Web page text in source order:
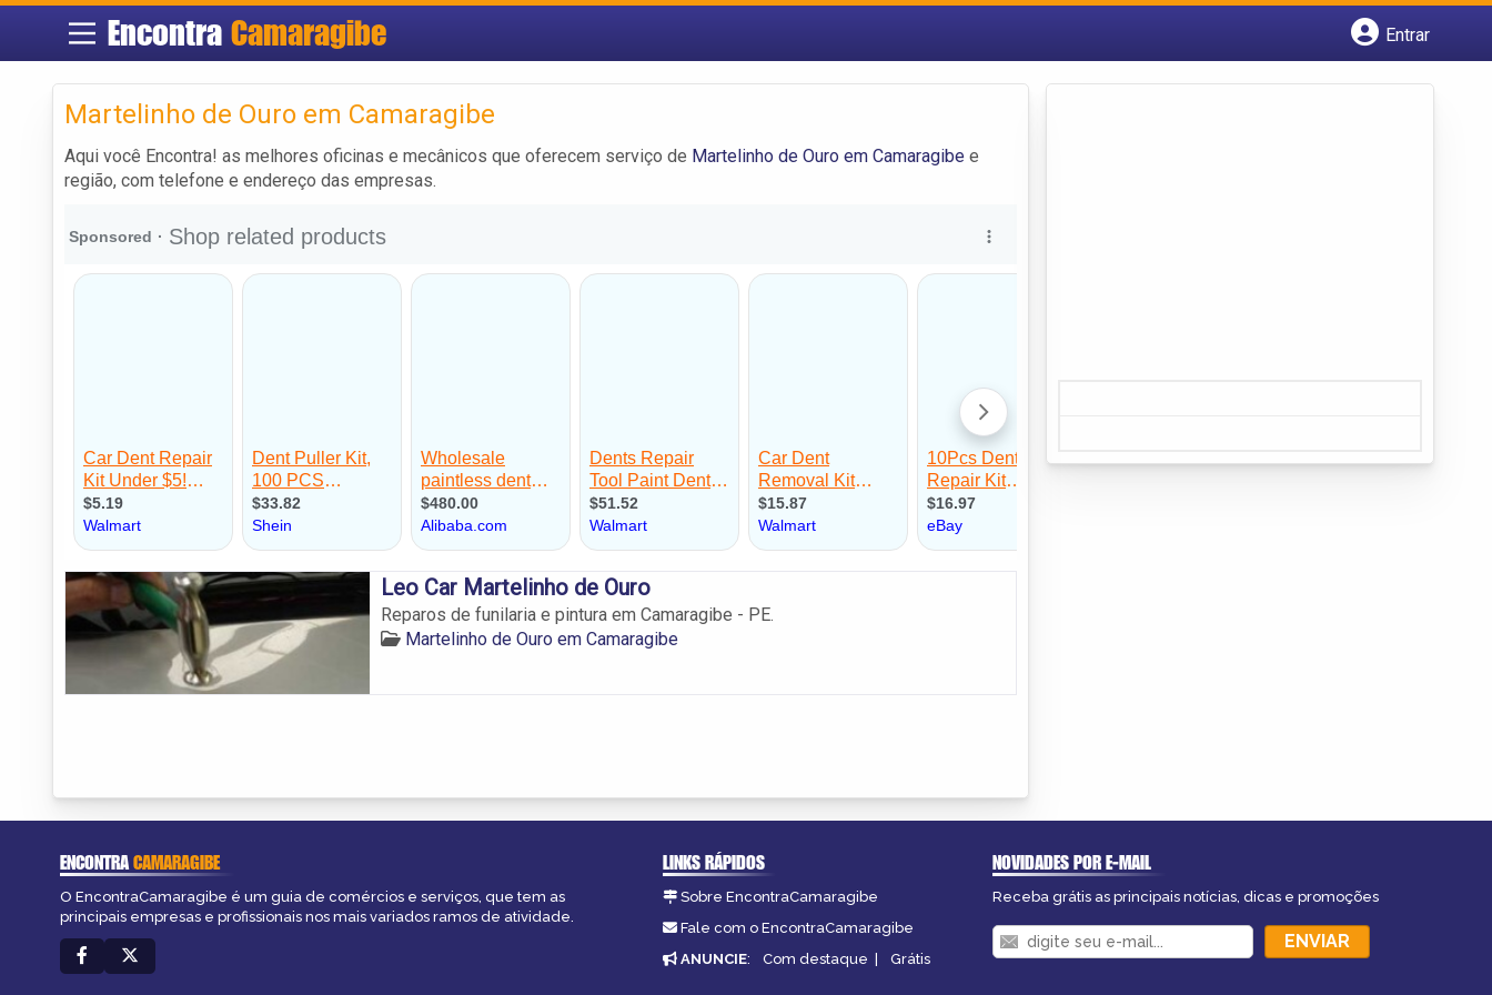
EncontraCamaragibe
Entrar
Martelinho de Ouro em Camaragibe
Aqui você Encontra! as melhores oficinas e mecânicos que oferecem serviço de Martelinho de Ouro em Camaragibe e
região, com telefone e endereço das empresas.
Leo Car Martelinho de Ouro
Reparos de funilaria e pintura em Camaragibe - PE.
Martelinho de Ouro em Camaragibe
ENCONTRACAMARAGIBE
O EncontraCamaragibe é um guia de comércios e serviços, que tem as
principais empresas e profissionais nos mais variados ramos de atividade.
LINKS RÁPIDOS
Sobre EncontraCamaragibe
Fale com o EncontraCamaragibe
ANUNCIE: Com destaque | Grátis
NOVIDADES POR E-MAIL
Receba grátis as principais notícias, dicas e promoções